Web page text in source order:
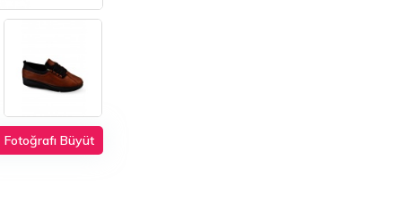
Fotoğrafı Büyüt